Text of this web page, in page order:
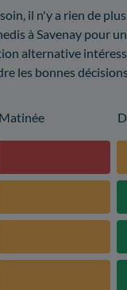
il n'y a rien de
à Savenay pour
alternative
les bonnes
Matinée